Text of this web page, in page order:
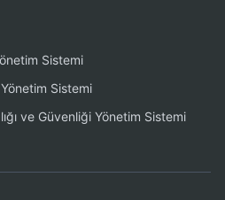
Sistemi
Sistemi
ve Güvenliği Yönetim Sistemi